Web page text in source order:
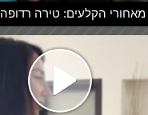
מאחורי הקלעים: טירה רדופה